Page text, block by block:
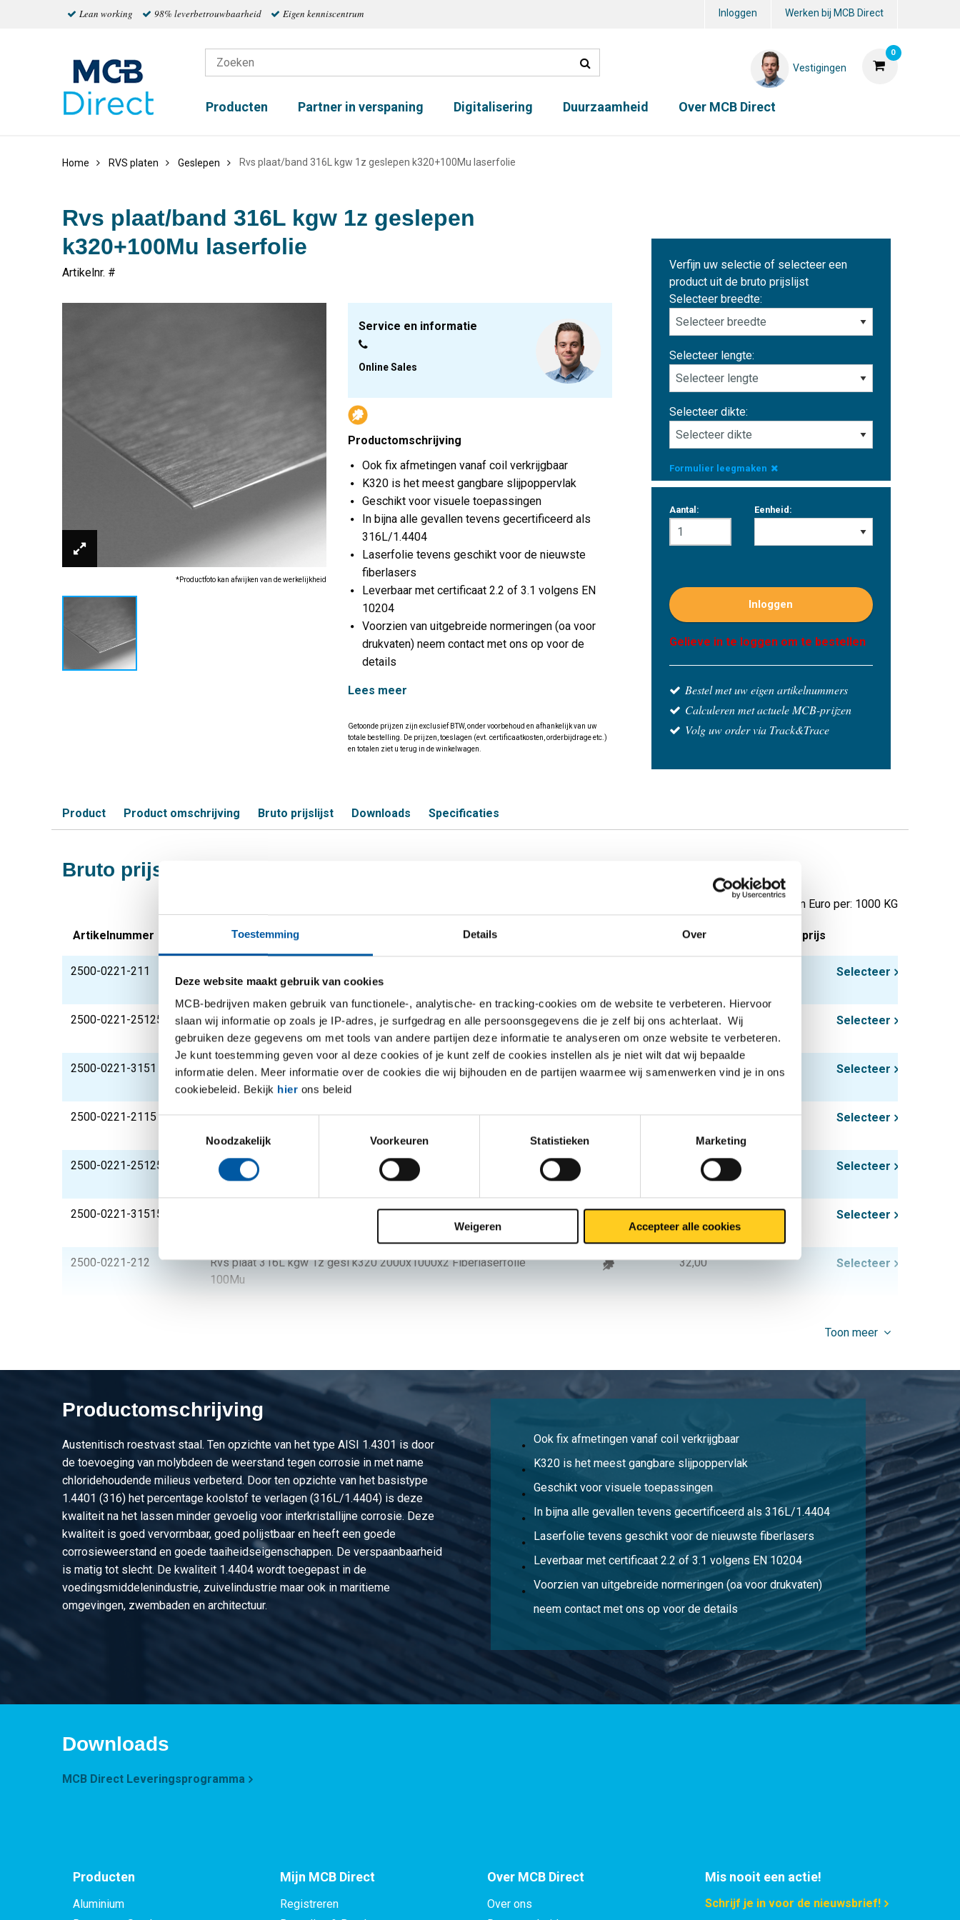
Toestemming Details Over
Deze website maakt gebruik van cookies
MCB-bedrijven maken gebruik van functionele-, analytische- en tracking-cookies om de website te verbeteren. Hiervoor
slaan wij informatie op zoals je IP-adres, je surfgedrag en alle persoonsgegevens die je zelf bij ons achterlaat. Wij
gebruiken deze gegevens om met tools van andere partijen deze informatie te analyseren om onze website te verbeteren.
Je kunt toestemming geven voor al deze cookies of je kunt zelf de cookies instellen als je niet wilt dat wij bepaalde
informatie delen. Meer informatie over de cookies die wij bijhouden en de partijen waarmee wij samenwerken vind je in ons
cookiebeleid. Bekijk hier ons beleid
Noodzakelijk
Voorkeuren Statistieken Marketing
Weigeren Accepteer alle cookies
Lean working 98% leverbetrouwbaarheid Eigen kenniscentrum Inloggen Werken bij MCB Direct
0
Vestigingen
Producten Partner in verspaning Digitalisering Duurzaamheid Over MCB Direct
Home RVS platen Geslepen Rvs plaat/band 316L kgw 1z geslepen k320+100Mu laserfolie
Rvs plaat/band 316L kgw 1z geslepen
k320+100Mu laserfolie
Artikelnr. #
*Productfoto kan afwijken van de werkelijkheid
Service en informatie
Online Sales
Productomschrijving
Ook fix afmetingen vanaf coil verkrijgbaar
K320 is het meest gangbare slijpoppervlak
Geschikt voor visuele toepassingen
In bijna alle gevallen tevens gecertificeerd als
316L/1.4404
Laserfolie tevens geschikt voor de nieuwste
fiberlasers
Leverbaar met certificaat 2.2 of 3.1 volgens EN
10204
Voorzien van uitgebreide normeringen (oa voor
drukvaten) neem contact met ons op voor de
details
Lees meer
Getoonde prijzen zijn exclusief BTW, onder voorbehoud en afhankelijk van uw
totale bestelling. De prijzen, toeslagen (evt. certificaatkosten, orderbijdrage etc.)
en totalen ziet u terug in de winkelwagen.
Verfijn uw selectie of selecteer een
product uit de bruto prijslijst
Selecteer breedte:
Selecteer lengte:
Selecteer dikte:
Formulier leegmaken
Aantal: Eenheid:
Inloggen
Gelieve in te loggen om te bestellen
Bestel met uw eigen artikelnummers
Calculeren met actuele MCB-prijzen
Volg uw order via Track&Trace
Product Product omschrijving Bruto prijslijst Downloads Specificaties
Bruto prijslijst: Rvs plaat/band 316L kgw 1z geslepen k320+100Mu laserfolie
Prijzen in Euro per: 1000 KG
Artikelnummer Omschrijving Stuks gewicht in kg Bruto prijs
2500-0221-211
100Mu
Selecteer
2500-0221-251251
Rvs plaat 316L kgw 1z gesl k320 2500x1250x1 Fiberlaserfolie
100Mu
25,00 Selecteer
2500-0221-3151
Rvs plaat 316L kgw 1z gesl k320 3000x1500x1 Fiberlaserfolie
100Mu
36,00 Selecteer
2500-0221-2115
Rvs plaat 316L kgw 1z gesl k320 2000x1000x1,50 Fiberlaserfolie
100Mu
24,00 Selecteer
2500-0221-2512515
Rvs plaat 316L kgw 1z gesl k320 2500x1250x1,50 Fiberlaserfolie
100Mu
37,50 Selecteer
2500-0221-31515
Rvs plaat 316L kgw 1z gesl k320 3000x1500x1,50 Fiberlaserfolie
54,00 Selecteer
2500-0221-212
Rvs plaat 316L kgw 1z gesl k320 2000x1000x2 Fiberlaserfolie
100Mu
32,00 Selecteer
2500-0221-213
Rvs plaat 316L kgw 1z gesl k320 2000x1000x3 Fiberlaserfolie
100Mu
2500-0221-251253
Rvs plaat 316L kgw 1z gesl k320 2500x1250x3 Fiberlaserfolie
100Mu
75,00 Selecteer
2500-0221-3153
Rvs plaat 316L kgw 1z gesl k320 3000x1500x3 Fiberlaserfolie
100Mu
108,00 Selecteer
2500-0221-3154
Rvs plaat 316L kgw 1z gesl k320 3000x1500x4 Fiberlaserfolie
100Mu
144,00 Selecteer
Toon meer
Productomschrijving
Austenitisch roestvast staal. Ten opzichte van het type AISI 1.4301 is door
de toevoeging van molybdeen de weerstand tegen corrosie in met name
chloridehoudende milieus verbeterd. Door ten opzichte van het basistype
1.4401 (316) het percentage koolstof te verlagen (316L/1.4404) is deze
kwaliteit na het lassen minder gevoelig voor interkristallijne corrosie. Deze
kwaliteit is goed vervormbaar, goed polijstbaar en heeft een goede
corrosieweerstand en goede taaiheidseigenschappen. De verspaanbaarheid
is matig tot slecht. De kwaliteit 1.4404 wordt toegepast in de
voedingsmiddelenindustrie, zuivelindustrie maar ook in maritieme
omgevingen, zwembaden en architectuur.
Ook fix afmetingen vanaf coil verkrijgbaar
K320 is het meest gangbare slijpoppervlak
Geschikt voor visuele toepassingen
In bijna alle gevallen tevens gecertificeerd als 316L/1.4404
Laserfolie tevens geschikt voor de nieuwste fiberlasers
Leverbaar met certificaat 2.2 of 3.1 volgens EN 10204
Voorzien van uitgebreide normeringen (oa voor drukvaten)
neem contact met ons op voor de details
Downloads
MCB Direct Leveringsprogramma
Producten
Aluminium
Mijn MCB Direct
Registreren
Over MCB Direct
Over ons
Mis nooit een actie!
Schrijf je in voor de nieuwsbrief!